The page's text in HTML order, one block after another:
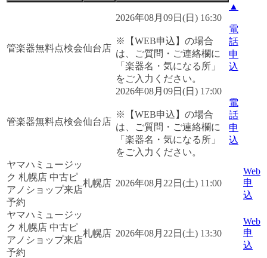
▲
管楽器無料点検会仙台店
2026年08月09日(日) 16:30
※【WEB申込】の場合
は、ご質問・ご連絡欄に
「楽器名・気になる所」
をご入力ください。
電
話
申
込
管楽器無料点検会仙台店
2026年08月09日(日) 17:00
※【WEB申込】の場合
は、ご質問・ご連絡欄に
「楽器名・気になる所」
をご入力ください。
電
話
申
込
ヤマハミュージッ
ク 札幌店 中古ピ
アノショップ来店
予約
札幌店 2026年08月22日(土) 11:00
Web
申
込
ヤマハミュージッ
ク 札幌店 中古ピ
アノショップ来店
予約
札幌店 2026年08月22日(土) 13:30
Web
申
込